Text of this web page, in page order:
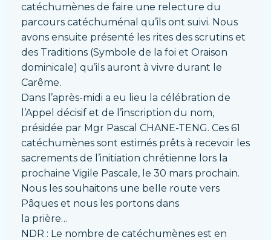
catéchumènes de faire une relecture du
parcours catéchuménal qu’ils ont suivi. Nous
avons ensuite présenté les rites des scrutins et
des Traditions (Symbole de la foi et Oraison
dominicale) qu’ils auront à vivre durant le
Carême.
Dans l’après-midi a eu lieu la célébration de
l’Appel décisif et de l’inscription du nom,
présidée par Mgr Pascal CHANE-TENG. Ces 61
catéchumènes sont estimés prêts à recevoir les
sacrements de l’initiation chrétienne lors la
prochaine Vigile Pascale, le 30 mars prochain.
Nous les souhaitons une belle route vers
Pâques et nous les portons dans
la prière…
NDR : Le nombre de catéchumènes est en